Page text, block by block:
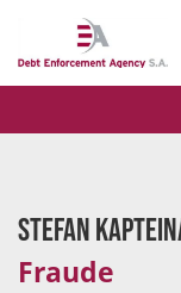
Stefan
Fraude